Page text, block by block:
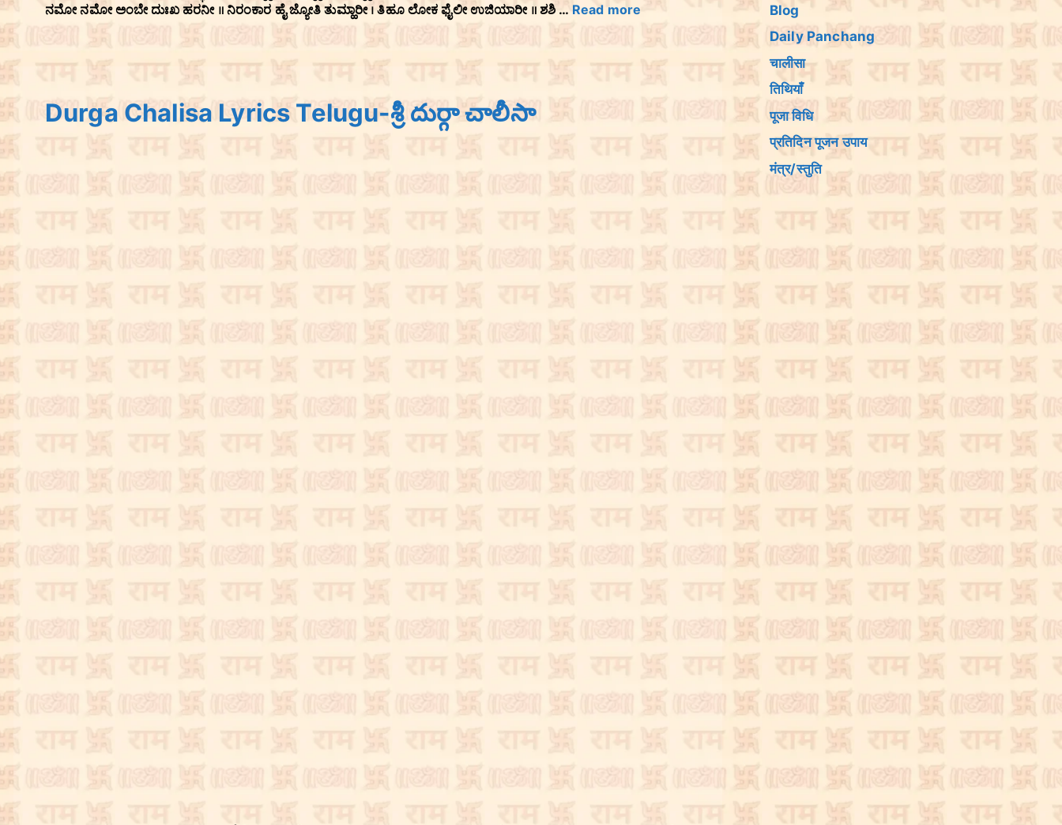
ನಮೋ ನಮೋ ಅಂಬೇ ದುಃಖ ಹರನೀ ॥ ನಿರಂಕಾರ ಹೈ ಜ್ಯೋತಿ ತುಮ್ಹಾರೀ । ತಿಹೂ ಲೋಕ ಫೈಲೀ ಉಜಿಯಾರೀ ॥ ಶಶಿ … Read more
Durga Chalisa Lyrics Telugu-శ్రీ దుర్గా చాలీసా
Blog
Daily Panchang
चालीसा
तिथियांँ
पूजा विधि
प्रतिदिन पूजन उपाय
मंत्र/स्तुति